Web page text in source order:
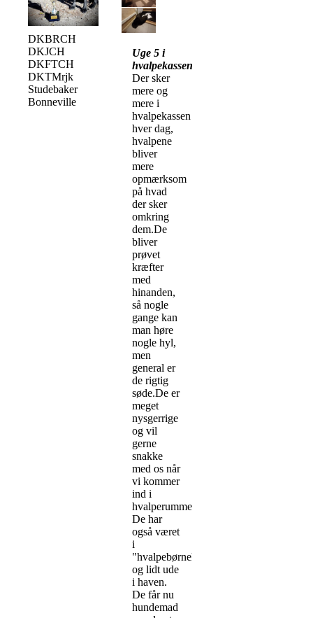
DKBRCH
DKJCH
DKFTCH
DKTMrjk
Studebaker
Bonneville
Uge 5 i
hvalpekassen
Der sker
mere og
mere i
hvalpekassen
hver dag,
hvalpene
bliver
mere
opmærksom
på hvad
der sker
omkring
dem.De
bliver
prøvet
kræfter
med
hinanden,
så nogle
gange kan
man høre
nogle hyl,
men
general er
de rigtig
søde.De er
meget
nysgerrige
og vil
gerne
snakke
med os når
vi kommer
ind i
hvalperummet.
De har
også været
i
"hvalpebørnehave"
og lidt ude
i haven.
De får nu
hundemad